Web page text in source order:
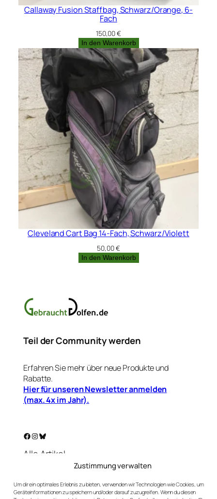
Zustimmung verwalten
Um dir ein optimales Erlebnis zu bieten, verwenden wir Technologien wie Cookies, um
Geräteinformationen zu speichern und/oder darauf zuzugreifen. Wenn du diesen
Callaway Fusion Staffbag, Schwarz/Orange, 6-
Fach
150,00€
In den Warenkorb
Cleveland Cart Bag 14-Fach, Schwarz/Violett
50,00€
In den Warenkorb
Teil der Community werden
Erfahren Sie mehr über neue Produkte und
Rabatte.
Hier für unseren Newsletter anmelden
(max. 4x im Jahr).
Facebook Instagram Bluesky
Alle Artikel
Unser Golf-Blog